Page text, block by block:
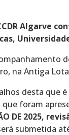
Algarve
na Antiga
desta que
que foram
DE 2025,
submetida